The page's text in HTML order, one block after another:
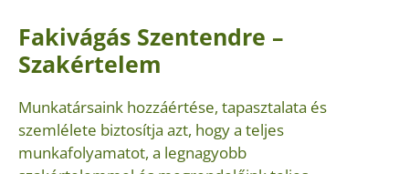
Fakivágás Szentendre –
Szakértelem
Munkatársaink hozzáértése, tapasztalata és
szemlélete biztosítja azt, hogy a teljes
munkafolyamatot, a legnagyobb